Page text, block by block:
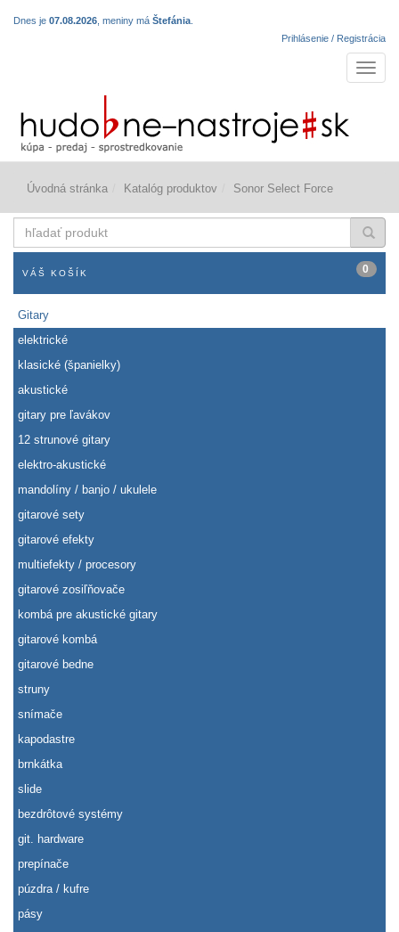
Dnes je 07.08.2026 , meniny má Štefánia
Prihlásenie / Registrácia
Úvodná stránka Katalóg produktov Sonor Select Force
produkt
VÁŠ KOŠÍK 0
Gitary
elektrické
klasické (španielky)
akustické
gitary pre ľavákov
12 strunové gitary
elektro-akustické
mandolíny / banjo / ukulele
gitarové sety
gitarové efekty
multiefekty / procesory
gitarové zosiľňovače
kombá pre akustické gitary
gitarové kombá
gitarové bedne
struny
snímače
kapodastre
brnkátka
slide
bezdrôtové systémy
git. hardware
prepínače
púzdra / kufre
pásy